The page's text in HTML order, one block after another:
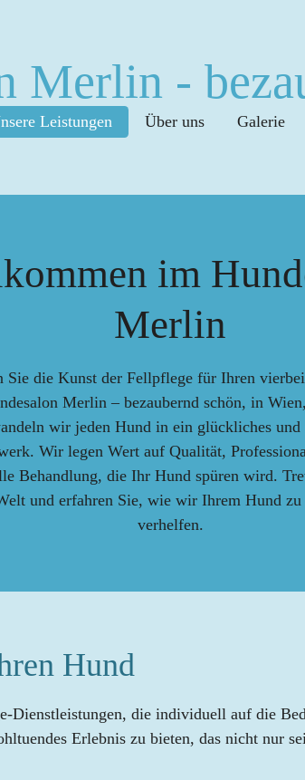
Merlin -
Leistungen Über uns Galerie
im
Merlin
Sie die Kunst der Fellpflege für Ihren
Merlin – bezaubernd schön, in
wir jeden Hund in ein glückliches und
Wir legen Wert auf Qualität,
Behandlung, die Ihr Hund spüren wird.
und erfahren Sie, wie wir Ihrem Hund zu
verhelfen.
Hund
Dienstleistungen, die individuell auf die
Erlebnis zu bieten, das nicht nur